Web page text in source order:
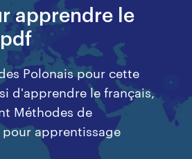
apprendre le
Polonais pour cette
d'apprendre le français,
Méthodes de
apprentissage